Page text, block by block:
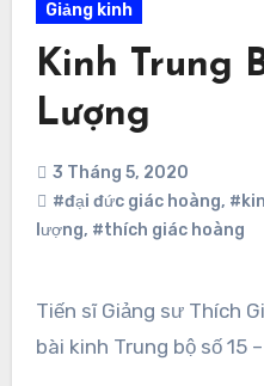
Giảng kinh
Kinh Trung
Lượng
3 Tháng 5, 2020
#đại đức giác hoàng,
lượng, #thích giác hoàng
Tiến sĩ Giảng sư Thích Giác Hoàng giảng giải về
bài kinh Trung bộ số 15